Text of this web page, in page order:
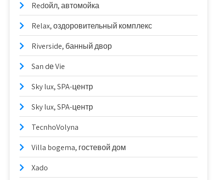
Redойл, автомойка
Relax, оздоровительный комплекс
Riverside, банный двор
San dе Vie
Sky lux, SPA-центр
Sky lux, SPA-центр
TecnhoVolyna
Villa bogema, гостевой дом
Xado